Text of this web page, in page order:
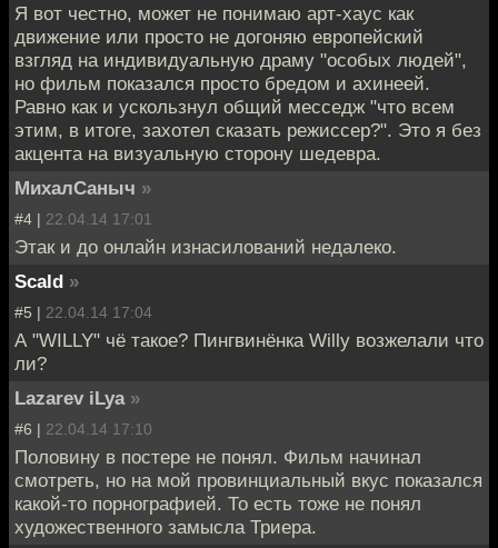
Я вот честно, может не понимаю арт-хаус как
движение или просто не догоняю европейский
взгляд на индивидуальную драму "особых людей",
но фильм показался просто бредом и ахинеей.
Равно как и ускользнул общий месседж "что всем
этим, в итоге, захотел сказать режиссер?". Это я без
акцента на визуальную сторону шедевра.
МихалСаныч »
#4 | 22.04.14 17:01
Этак и до онлайн изнасилований недалеко.
Scald »
#5 | 22.04.14 17:04
А "WILLY" чё такое? Пингвинёнка Willy возжелали что
ли?
Lazarev iLya »
#6 | 22.04.14 17:10
Половину в постере не понял. Фильм начинал
смотреть, но на мой провинциальный вкус показался
какой-то порнографией. То есть тоже не понял
художественного замысла Триера.